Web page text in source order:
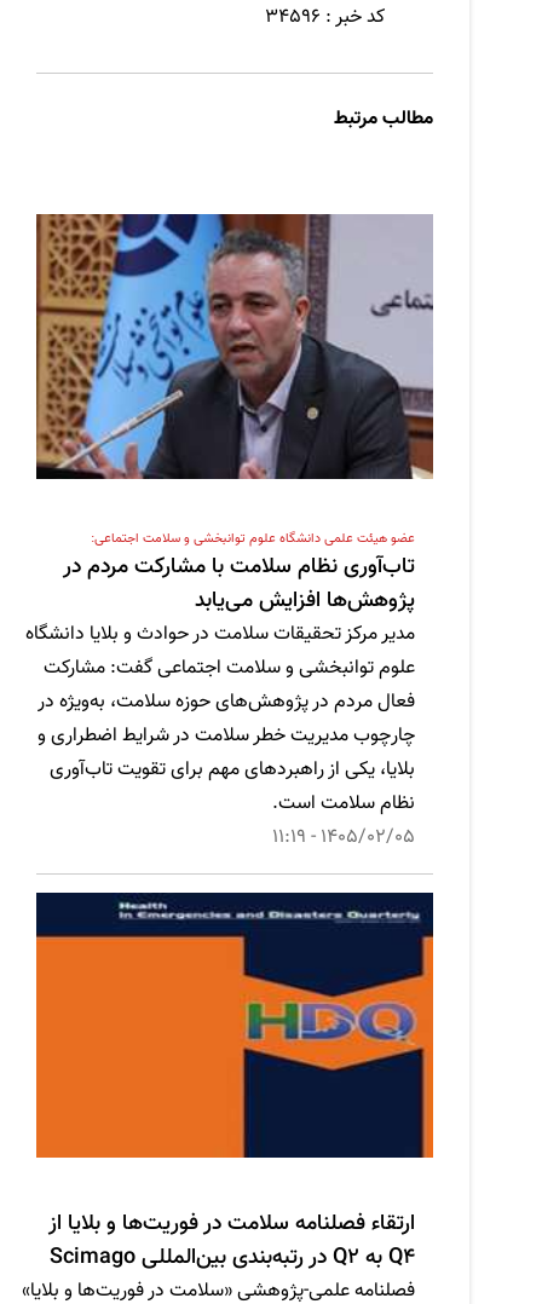
کد خبر :34596
مطالب مرتبط
عضو هیئت علمی دانشگاه علوم توانبخشی و سلامت اجتماعی:
تاب‌آوری نظام سلامت با مشارکت مردم در
پژوهش‌ها افزایش می‌یابد
مدیر مرکز تحقیقات سلامت در حوادث و بلایا دانشگاه
علوم توانبخشی و سلامت اجتماعی گفت: مشارکت
فعال مردم در پژوهش‌های حوزه سلامت، به‌ویژه در
چارچوب مدیریت خطر سلامت در شرایط اضطراری و
بلایا، یکی از راهبردهای مهم برای تقویت تاب‌آوری
نظام سلامت است.
1405/02/05 - 11:19
ارتقاء فصلنامه سلامت در فوریت‌ها و بلایا از
Q4 به Q2 در رتبه‌بندی بین‌المللی Scimago
فصلنامه علمی-پژوهشی «سلامت در فوریت‌ها و بلایا»